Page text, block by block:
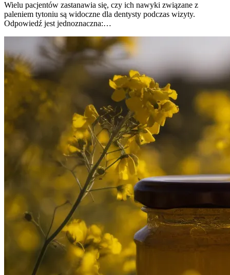
Wielu pacjentów zastanawia się, czy ich nawyki związane z
paleniem tytoniu są widoczne dla dentysty podczas wizyty.
Odpowiedź jest jednoznaczna:…